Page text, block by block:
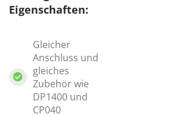
Eigenschaften:
Gleicher
Anschluss und
gleiches
Zubehör wie
DP1400 und
CP040